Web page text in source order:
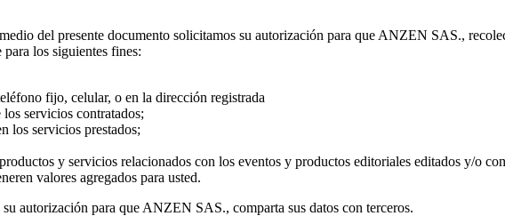
del presente documento solicitamos su autorización para que ANZEN SAS.,
los siguientes fines:
fijo, celular, o en la dirección registrada
servicios contratados;
los servicios prestados;
y servicios relacionados con los eventos y productos editoriales editados y/o
valores agregados para usted.
autorización para que ANZEN SAS., comparta sus datos con terceros.